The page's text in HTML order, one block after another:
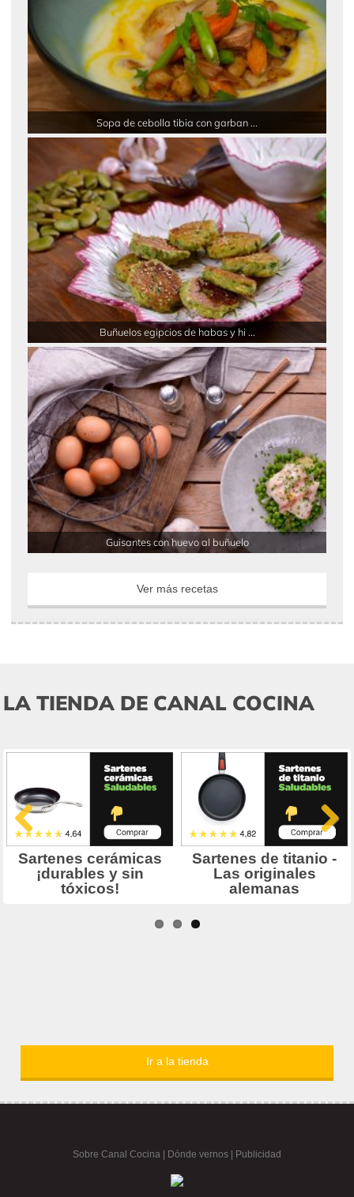
Sopa de cebolla tibia con garban ...
Buñuelos egipcios de habas y hi ...
Guisantes con huevo al buñuelo
Ver más recetas
LA TIENDA DE CANAL COCINA
Ir a la tienda
Sobre Canal Cocina Dónde vernos | Publicidad